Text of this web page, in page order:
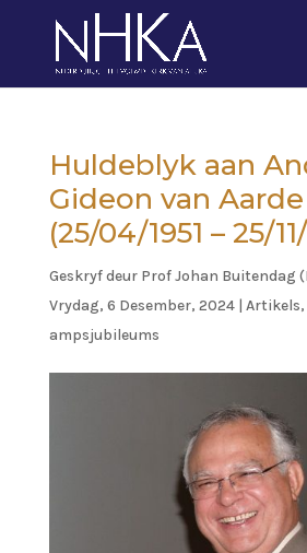
Huldeblyk aan
Gideon van Aarde
(25/04/1951 – 25/
Geskryf deur Prof Johan Buitendag
Vrydag, 6 Desember, 2024| Artikels,
ampsjubileums